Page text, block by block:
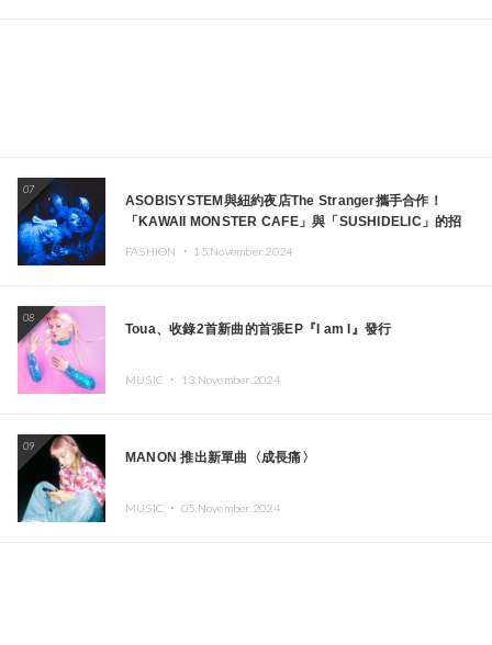
07
ASOBISYSTEM與紐約夜店The Stranger攜手合作！
「KAWAII MONSTER CAFE」與「SUSHIDELIC」的招
FASHION ・ 15.November.2024
08
Toua、收錄2首新曲的首張EP『I am I』發行
MUSIC ・ 13.November.2024
09
MANON 推出新單曲〈成長痛〉
MUSIC ・ 05.November.2024